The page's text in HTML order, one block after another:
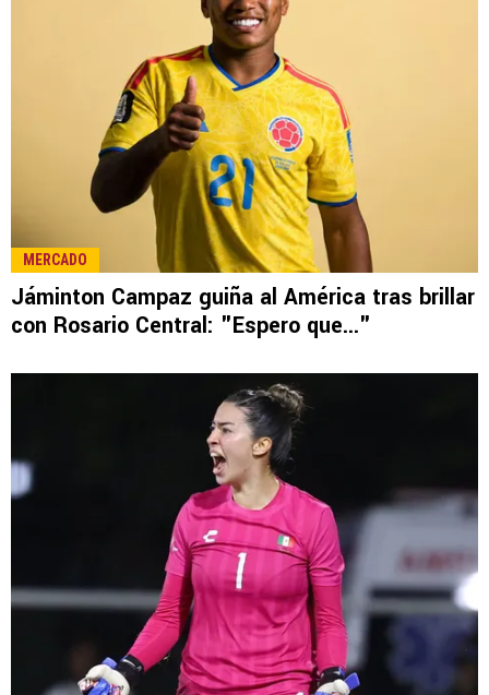
MERCADO
Jáminton Campaz guiña al América tras brillar
con Rosario Central: "Espero que..."